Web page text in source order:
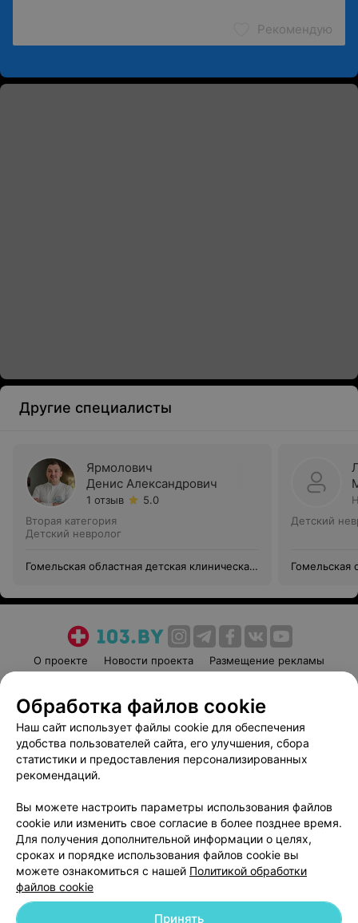
Рекомендую
Другие специалисты
Ярмолович
Денис Александрович
1 отзыв
5.0
Вторая категория
Детский невролог
Гомельская областная детская клиническая
Детский
Гомельская
О проекте Новости проекта
Размещение рекламы
Пользовательское соглашение
Способы оплаты
Вакансии
Партнеры
Написать руководителю 103.by
Обработка персональных данных
Обработка файлов cookie
Наш сайт использует файлы cookie для обеспечения
удобства пользователей сайта, его улучшения, сбора
статистики и предоставления персонализированных
рекомендаций.
Вы можете настроить параметры использования файлов
cookie или изменить свое согласие в более позднее время.
Для получения дополнительной информации о целях,
сроках и порядке использования файлов cookie вы
можете ознакомиться с нашей Политикой обработки
файлов cookie
Принять